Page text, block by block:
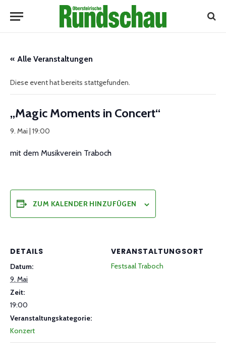
« Alle Veranstaltungen
Diese event hat bereits stattgefunden.
„Magic Moments in Concert“
9. Mai | 19:00
mit dem Musikverein Traboch
ZUM KALENDER HINZUFÜGEN
DETAILS
Datum:
9. Mai
Zeit:
19:00
Veranstaltungskategorie:
Konzert
VERANSTALTUNGSORT
Festsaal Traboch